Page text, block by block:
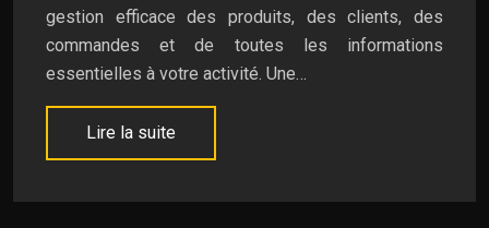
gestion efficace des produits, des clients, des
commandes et de toutes les informations
essentielles à votre activité. Une…
Lire la suite